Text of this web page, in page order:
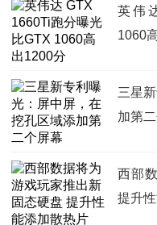
英伟
1060
三星
加第
西部
提升